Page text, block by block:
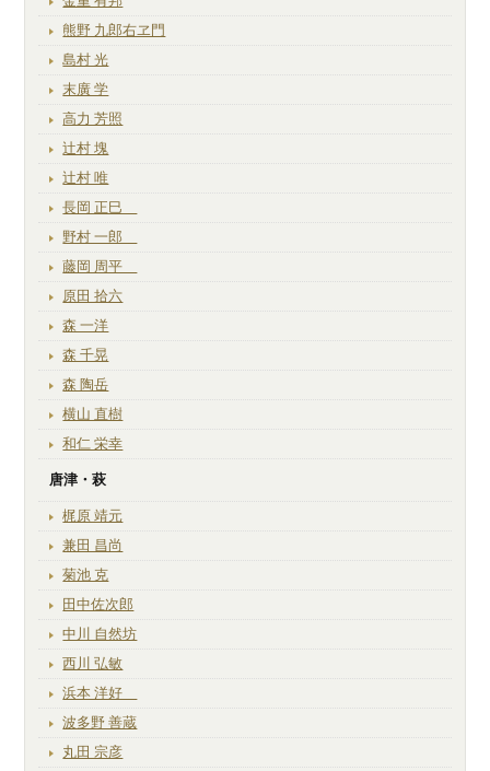
熊野 九郎右ヱ門
島村 光
末廣 学
高力 芳照
辻村 塊
辻村 唯
長岡 正巳
野村 一郎
藤岡 周平
原田 拾六
森 一洋
森 千晃
森 陶岳
横山 直樹
和仁 栄幸
唐津・萩
梶原 靖元
兼田 昌尚
菊池 克
田中佐次郎
中川 自然坊
西川 弘敏
浜本 洋好
波多野 善蔵
丸田 宗彦